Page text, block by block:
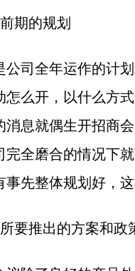
期的规划
公司全年运作的计
怎么开，以什么方
消息就偶生开招商
完全磨合的情况下
事先整体规划好，
要推出的方案和政